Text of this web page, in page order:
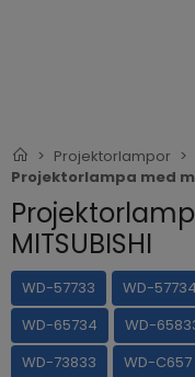
Projektorlampor
Projektorlampa med
MITSUBISHI
WD-57733 WD-57734
WD-65734
WD-
WD-73833
WD-C657